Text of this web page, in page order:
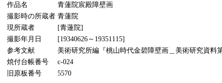
作品名
青蓮院宸殿障壁画
撮影時の所蔵者 青蓮院
現所蔵者
[青蓮院]
撮影年月日
[19340626～19351115]
参考文献
美術研究所編『桃山時代金碧障壁画＿美術研究資料
焼付台帳番号
c-024
旧原板番号
5570